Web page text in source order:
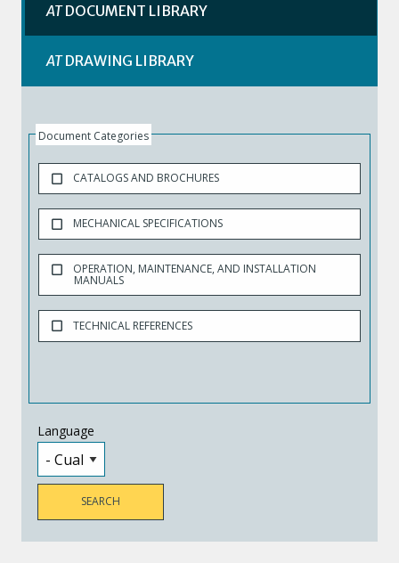
ATDOCUMENT LIBRARY
ATDRAWING LIBRARY
Document Categories
CATALOGS AND BROCHURES
MECHANICAL SPECIFICATIONS
OPERATION, MAINTENANCE, AND INSTALLATION
MANUALS
TECHNICAL REFERENCES
Language